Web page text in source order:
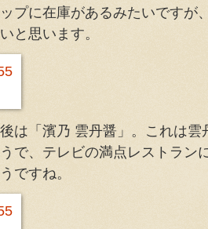
プに在庫があるみたいですが
と思います。
は「濱乃 雲丹醤」。これは
で、テレビの満点レストラン
ですね。